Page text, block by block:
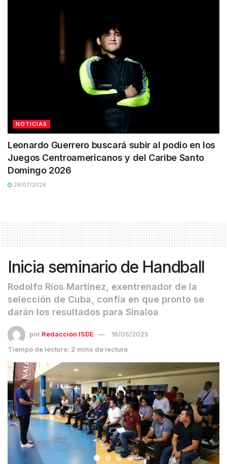
NOTICIAS
Leonardo Guerrero buscará subir al podio en los
Juegos Centroamericanos y del Caribe Santo
Domingo 2026
29/07/2026
Inicia seminario de Handball
Rodolfo Ríos Martínez, exentrenador de la
selección de Cuba, confía en que pronto se
darán los resultados para Sinaloa
por Redacción ISDE
16/05/2025
Tiempo de lectura: 2 mins de lectura